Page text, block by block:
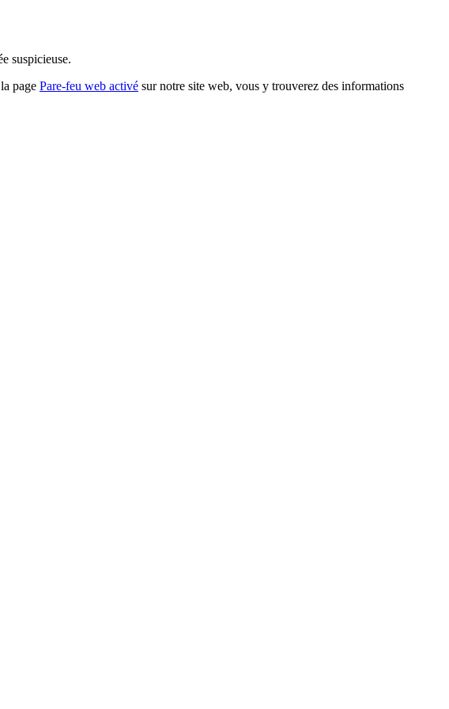
suspicieuse.
page Pare-feu web activé sur notre site web, vous y trouverez des informations